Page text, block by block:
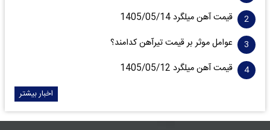
قیمت آهن میلگرد 1405/05/14
عوامل موثر بر قیمت تیرآهن کدامند؟
قیمت آهن میلگرد 1405/05/12
اخبار بیشتر